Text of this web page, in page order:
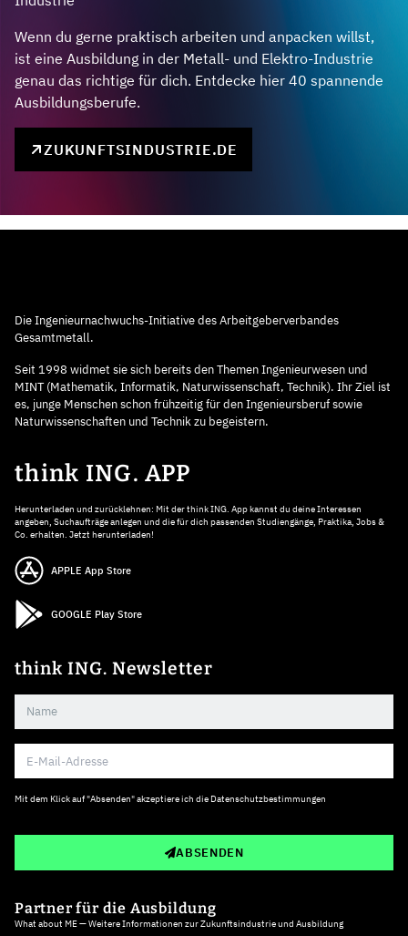
Wenn du gerne praktisch arbeiten und anpacken willst,
ist eine Ausbildung in der Metall- und Elektro-Industrie
genau das richtige für dich. Entdecke hier 40 spannende
Ausbildungsberufe.
ZUKUNFTSINDUSTRIE.DE
Die Ingenieurnachwuchs-Initiative des Arbeitgeberverbandes
Gesamtmetall.
Seit 1998 widmet sie sich bereits den Themen Ingenieurwesen und
MINT (Mathematik, Informatik, Naturwissenschaft, Technik). Ihr Ziel ist
es, junge Menschen schon frühzeitig für den Ingenieursberuf sowie
Naturwissenschaften und Technik zu begeistern.
think ING. APP
Herunterladen und zurücklehnen: Mit der think ING. App kannst du deine Interessen
angeben, Suchaufträge anlegen und die für dich passenden Studiengänge, Praktika, Jobs &
Co. erhalten. Jetzt herunterladen!
APPLE App Store
GOOGLE Play Store
think ING. Newsletter
Mit dem Klick auf "Absenden" akzeptiere ich die Datenschutzbestimmungen
ABSENDEN
Partner für die Ausbildung
What about ME — Weitere Informationen zur Zukunftsindustrie und Ausbildung